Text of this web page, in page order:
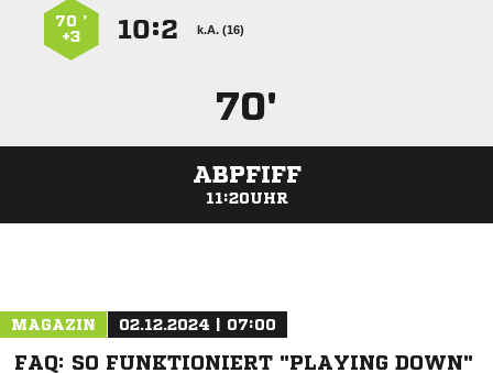
k.A. (16)
:
70 ’
+3
70'
ABPFIFF
11:20UHR
MAGAZIN 02.12.2024 | 07:00
FAQ: SO FUNKTIONIERT "PLAYING DOWN"